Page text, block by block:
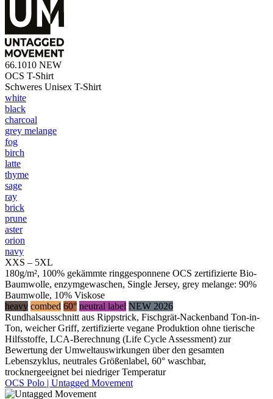
66.1010 NEW
OCS T-Shirt
Schweres Unisex T-Shirt
white
black
charcoal
grey melange
fog
birch
latte
thyme
sage
ray
brick
prune
aster
orion
navy
XXS – 5XL
180g/m², 100% gekämmte ringgesponnene OCS zertifizierte Bio-
Baumwolle, enzymgewaschen, Single Jersey, grey melange: 90%
Baumwolle, 10% Viskose
heavy combed 60° neutral label NEW 2026
Rundhalsausschnitt aus Rippstrick, Fischgrät-Nackenband Ton-in-
Ton, weicher Griff, zertifizierte vegane Produktion ohne tierische
Hilfsstoffe, LCA-Berechnung (Life Cycle Assessment) zur
Bewertung der Umweltauswirkungen über den gesamten
Lebenszyklus, neutrales Größenlabel, 60° waschbar,
trocknergeeignet bei niedriger Temperatur
OCS Polo | Untagged Movement